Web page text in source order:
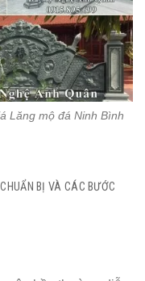
Lăng mộ đá Ninh Bình
BỊ VÀ CÁC BƯỚC